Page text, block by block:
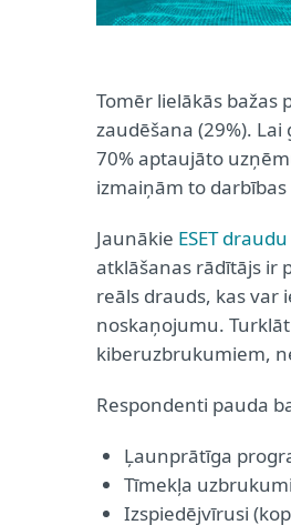
Tomēr lielākās
zaudēšana (29%).
70% aptaujāto
izmaiņām to
Jaunākie ESET
atklāšanas rādītājs ir
reāls drauds, kas var
noskaņojumu.
kiberuzbrukumiem,
Respondenti pauda
Ļaunprātīga
Tīmekļa
Izspiedējvīrusi